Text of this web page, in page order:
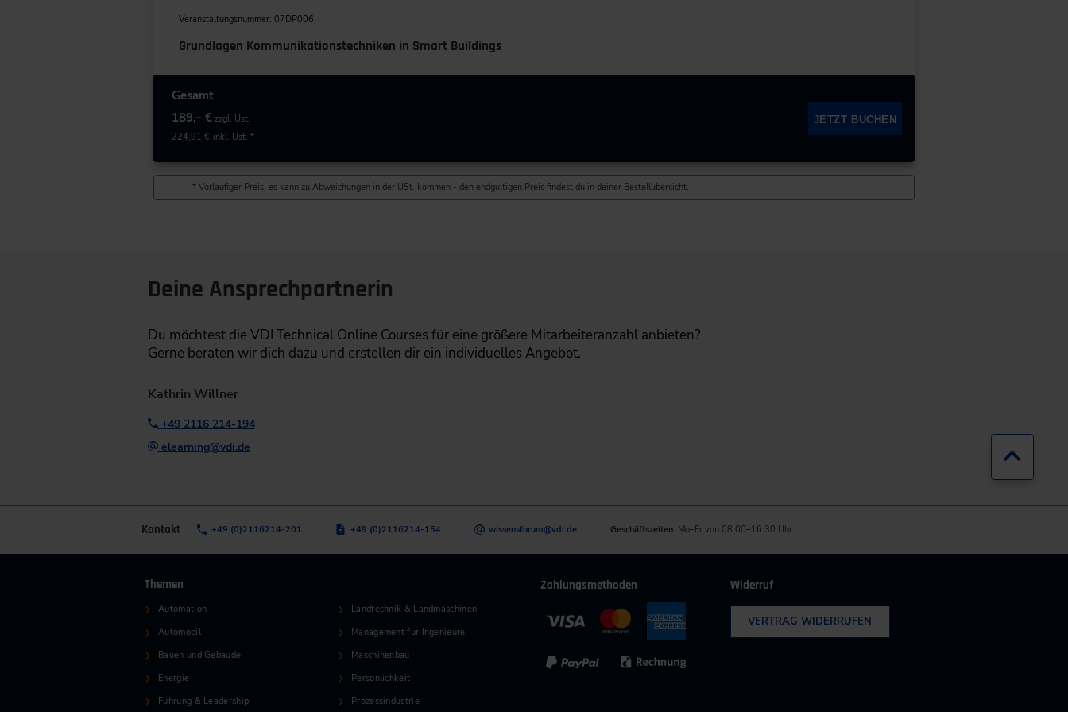
Veranstaltungsnummer: 07DP006
Grundlagen Kommunikationstechniken in Smart Buildings
Gesamt
189,– € zzgl. Ust.
224,91 € inkl. Ust. *
JETZT BUCHEN
* Vorläufiger Preis, es kann zu Abweichungen in der USt. kommen - den endgültigen Preis findest du in deiner Bestellübersicht.
Deine Ansprechpartnerin
Du möchtest die VDI Technical Online Courses für eine größere Mitarbeiteranzahl anbieten?
Gerne beraten wir dich dazu und erstellen dir ein individuelles Angebot.
Kathrin Willner
+49 2116 214-194
elearning@vdi.de
Kontakt +49 (0)2116214-201 +49 (0)2116214-154 wissensforum@vdi.de Geschäftszeiten: Mo–Fr von 08:00–16:30 Uhr
Themen
Automation
Automobil
Bauen und Gebäude
Energie
Führung & Leadership
Landtechnik & Landmaschinen
Management für Ingenieure
Maschinenbau
Persönlichkeit
Prozessindustrie
Zahlungsmethoden Widerruf
VERTRAG WIDERRUFEN